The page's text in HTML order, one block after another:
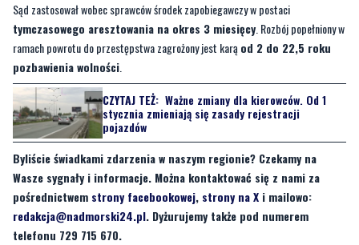
Sąd zastosował wobec sprawców środek zapobiegawczy w postaci
tymczasowego aresztowania na okres 3 miesięcy . Rozbój popełniony w
ramach powrotu do przestępstwa zagrożony jest karą od 2 do 22,5 roku
pozbawienia wolności
CZYTAJ TEŻ: Ważne zmiany dla kierowców. Od 1
stycznia zmieniają się zasady rejestracji
pojazdów
Byliście świadkami zdarzenia w naszym regionie? Czekamy na
Wasze sygnały i informacje. Można kontaktować się z nami za
pośrednictwem strony facebookowej, strony na X i mailowo:
redakcja@nadmorski24.pl. Dyżurujemy także pod numerem
telefonu 729 715 670.